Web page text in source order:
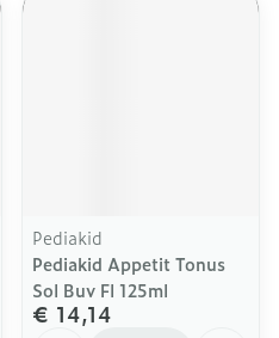
Pediakid
Pediakid Appetit Tonus
Sol Buv Fl 125ml
€ 14,14